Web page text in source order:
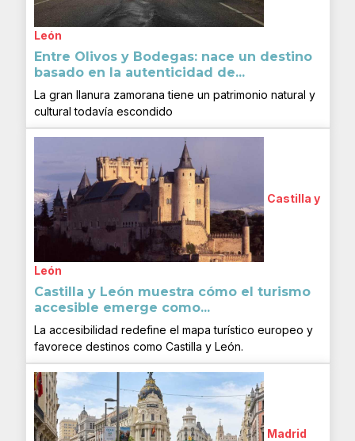
León
Entre Olivos y Bodegas: nace un destino
basado en la autenticidad de...
La gran llanura zamorana tiene un patrimonio natural y
cultural todavía escondido
Castilla y
León
Castilla y León muestra cómo el turismo
accesible emerge como...
La accesibilidad redefine el mapa turístico europeo y
favorece destinos como Castilla y León.
Madrid